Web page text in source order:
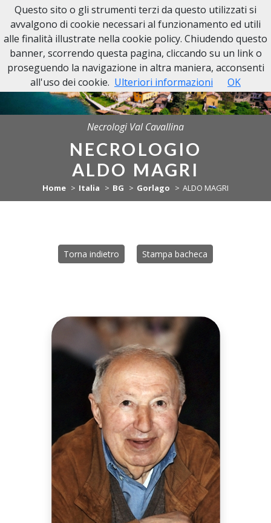
NECROLOGI VAL CAVALLINA
Necrologi Val Cavallina
NECROLOGIO
ALDO MAGRI
Home Italia BG Gorlago ALDO MAGRI
Torna indietro Stampa bacheca
Questo sito o gli strumenti terzi da questo utilizzati si
avvalgono di cookie necessari al funzionamento ed utili
alle finalità illustrate nella cookie policy. Chiudendo questo
banner, scorrendo questa pagina, cliccando su un link o
proseguendo la navigazione in altra maniera, acconsenti
all'uso dei cookie. Ulteriori informazioni OK